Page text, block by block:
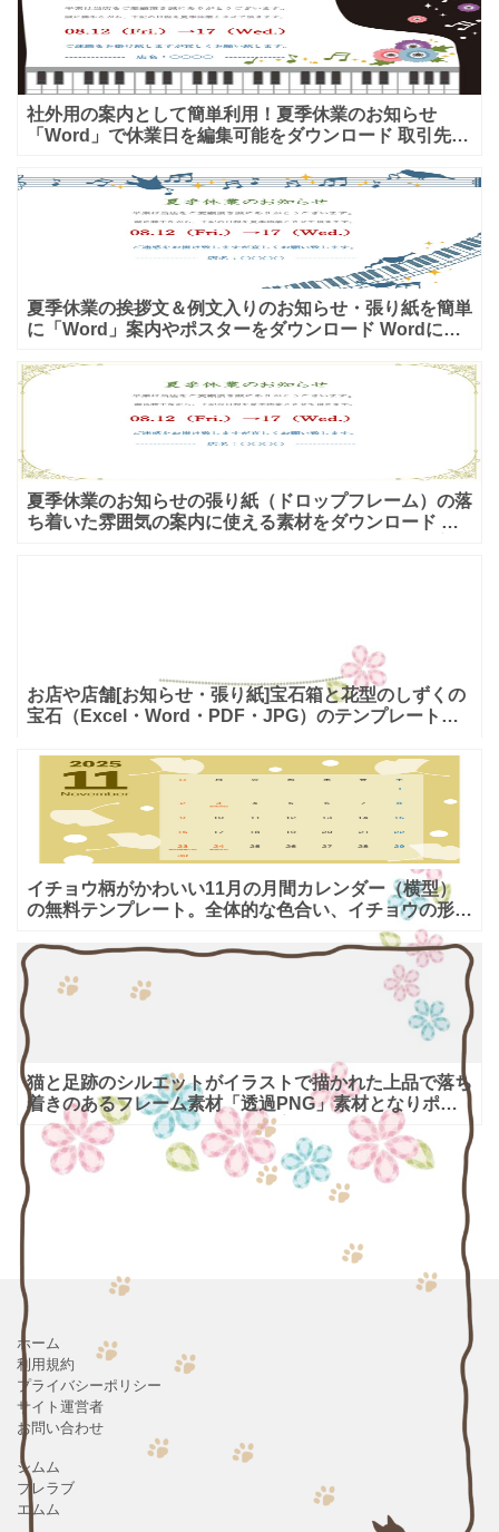
社外用の案内として簡単利用！夏季休業のお知らせ
「Word」で休業日を編集可能をダウンロード 取引先な
な夏季休業
夏季休業の挨拶文＆例文入りのお知らせ・張り紙を簡単
に「Word」案内やポスターをダウンロード Wordに簡
雛形
夏季休業のお知らせの張り紙（ドロップフレーム）の落
ち着いた雰囲気の案内に使える素材をダウンロード 夏
お店や店舗[お知らせ・張り紙]宝石箱と花型のしずくの
宝石（Excel・Word・PDF・JPG）のテンプレートと
イチョウ柄がかわいい11月の月間カレンダー（横型）
の無料テンプレート。全体的な色合い、イチョウの形、
フォントと全てに温かみの要素を加え北欧風に仕上げま
した。定休
猫と足跡のシルエットがイラストで描かれた上品で落ち
着きのあるフレーム素材「透過PNG」素材となりポス
ターやお手紙、発表会などのご案内にも適しています。
足跡はうっ
ホーム
利用規約
プライバシーポリシー
サイト運営者
お問い合わせ
シムム
ブレラブ
エムム